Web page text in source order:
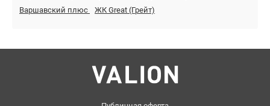
Варшавский плюс
ЖК Great (Грейт)